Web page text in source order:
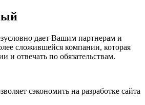
дает Вашим партнерам и
сложившейся компании, которая
и отвечать по обязательствам.
сэкономить на разработке сайта